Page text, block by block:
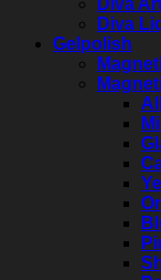
Diva
Diva
Gelpolish